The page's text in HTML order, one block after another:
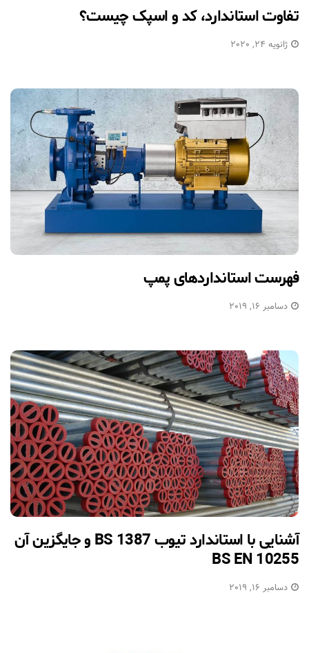
تفاوت استاندارد، کد و اسپک چیست؟
ژانویه 24, 2020
فهرست استانداردهای پمپ
دسامبر 16, 2019
آشنایی با استاندارد تیوب BS 1387 و جایگزین آن
BS EN 10255
دسامبر 16, 2019